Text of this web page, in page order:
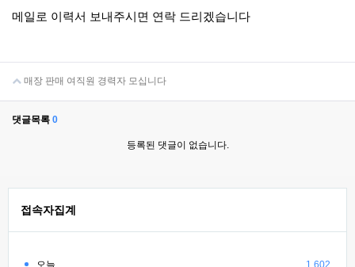
메일로 이력서 보내주시면 연락 드리겠습니다
매장 판매 여직원 경력자 모십니다
댓글목록 0
등록된 댓글이 없습니다.
접속자집계
오늘 1,602